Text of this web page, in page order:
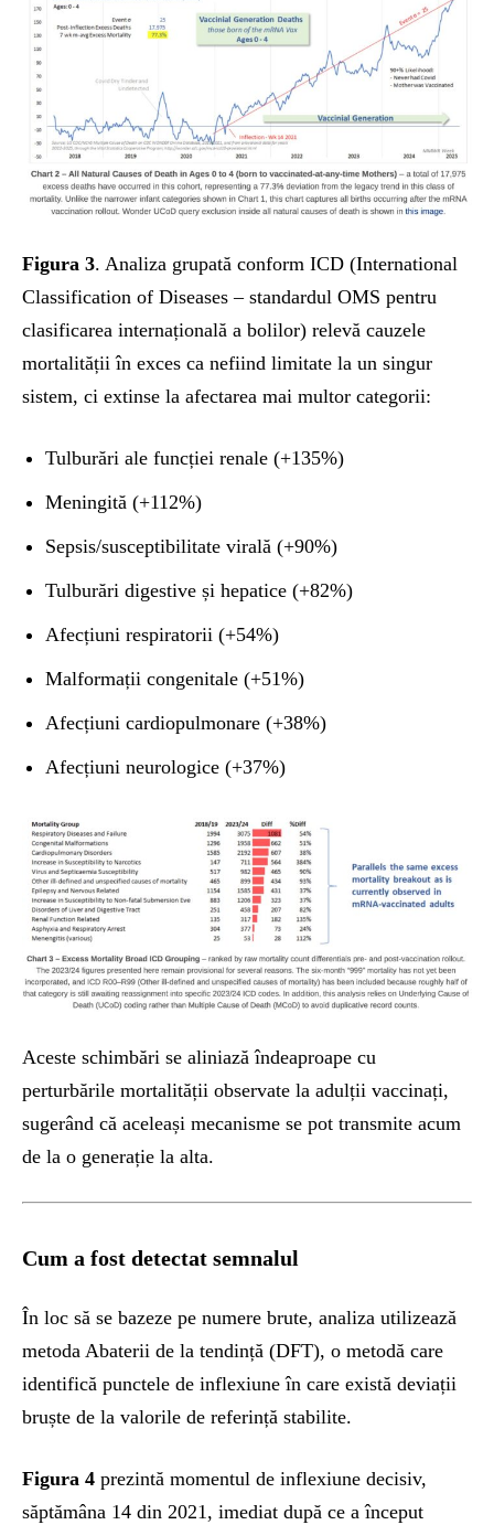
Figura 3. Analiza grupată conform ICD (International
Classification of Diseases – standardul OMS pentru
clasificarea internațională a bolilor) relevă cauzele
mortalității în exces ca nefiind limitate la un singur
sistem, ci extinse la afectarea mai multor categorii:
Tulburări ale funcției renale (+135%)
Meningită (+112%)
Sepsis/susceptibilitate virală (+90%)
Tulburări digestive și hepatice (+82%)
Afecțiuni respiratorii (+54%)
Malformații congenitale (+51%)
Afecțiuni cardiopulmonare (+38%)
Afecțiuni neurologice (+37%)
Aceste schimbări se aliniază îndeaproape cu
perturbările mortalității observate la adulții vaccinați,
sugerând că aceleași mecanisme se pot transmite acum
de la o generație la alta.
Cum a fost detectat semnalul
În loc să se bazeze pe numere brute, analiza utilizează
metoda Abaterii de la tendință (DFT), o metodă care
identifică punctele de inflexiune în care există deviații
bruște de la valorile de referință stabilite.
Figura 4 prezintă momentul de inflexiune decisiv,
săptămâna 14 din 2021, imediat după ce a început